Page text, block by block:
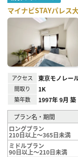
マイナビSTAYパレス
アクセス 東京モノレー
間取り 1K
築年数 1997年 9月 築
プラン名・期間
ロングプラン
210日以上～365日未満
ミドルプラン
90日以上～210日未満